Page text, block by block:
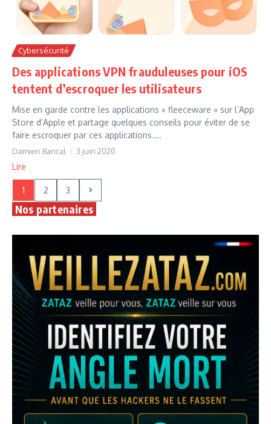
Cybersécurité
Des applications VPN frauduleuses pour iOS
tentent d’escroquer les utilisateurs
Mise en garde contre les applications « fleeceware » sur l’App
Store d’Apple et partage quelques conseils pour éviter de se
faire escroquer par ces applications....
Damien Bancal 3 juin 2020
Lire
1 2 3
Nos partenaires